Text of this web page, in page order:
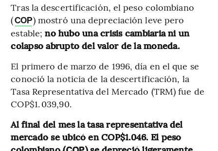
Tras la descertificación, el peso colombiano
(COP) mostró una depreciación leve pero
estable;no hubo una crisis cambiaria ni un
colapso abrupto del valor de la moneda.
El primero de marzo de 1996, día en el que se
conoció la noticia de la descertificación, la
Tasa Representativa del Mercado (TRM) fue de
COP$1. 039,90.
Al final del mes la tasa representativa del
mercado se ubicó en COP$1.046. El peso